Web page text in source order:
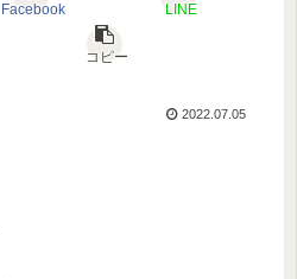
Facebook LINE
コピー
2022.07.05